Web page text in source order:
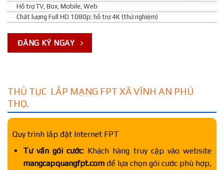
Hỗ trợ TV, Box, Mobile, Web
Chất lượng Full HD 1080p; hỗ trợ 4K (thử nghiệm)
ĐĂNG KÝ NGAY
THỦ TỤC LẮP MẠNG FPT XÃ VĨNH AN PHÚ
THỌ.
Quy trình lắp đặt Internet FPT
Tư vấn gói cước: Khách hàng truy cập vào website
mangcapquangfpt.comđể lựa chọn gói cước phù hợp,